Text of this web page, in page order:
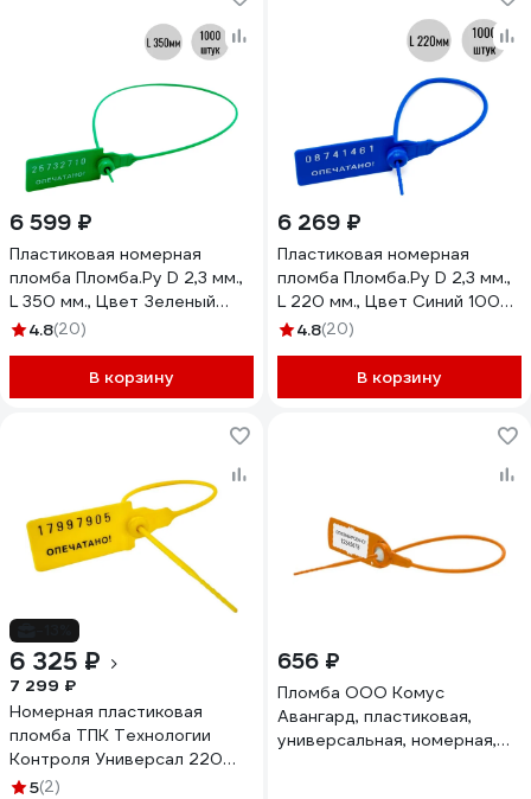
6 599 ₽
Пластиковая номерная
пломба Пломба.Ру D 2,3 мм.,
L 350 мм., Цвет Зеленый
1000 шт. КПП-3-1603СТ
4.8(20)
В корзину
6 269 ₽
Пластиковая номерная
пломба Пломба.Ру D 2,3 мм.,
L 220 мм., Цвет Синий 1000
шт. КПП-3-1602СТ 619343
4.8(20)
В корзину
6 325 ₽
7 299 ₽
Номерная пластиковая
пломба ТПК Технологии
Контроля Универсал 220
(Цвет:желтый) 1000 шт
5(2)
656 ₽
Пломба ООО Комус
Авангард, пластиковая,
универсальная, номерная,